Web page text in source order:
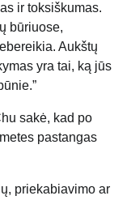
ir toksiškumas.
būriuose,
Aukštų
yra tai, ką jūs
sakė, kad po
pastangas
priekabiavimo ar